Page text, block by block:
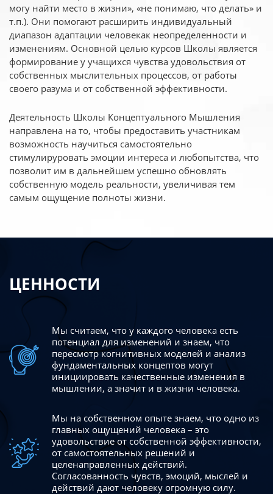
могу найти место в жизни», «не понимаю, что делать» и
т.п.). Они помогают расширить индивидуальный
диапазон адаптации человекак неопределенности и
изменениям. Основной целью курсов Школы является
формирование у учащихся чувства удовольствия от
собственных мыслительных процессов, от работы
своего разума и от собственной эффективности.
Деятельность Школы Концептуального Мышления
направлена на то, чтобы предоставить участникам
возможность научиться самостоятельно
стимулируровать эмоции интереса и любопытства, что
позволит им в дальнейшем успешно обновлять
собственную модель реальности, увеличивая тем
самым ощущение полноты жизни.
ЦЕННОСТИ
Мы считаем, что у каждого человека есть
потенциал для изменений и знаем, что
пересмотр когнитивных моделей и анализ
фундаментальных концептов могут
инициировать качественные изменения в
мышлении, а значит и в жизни человека.
Мы на собственном опыте знаем, что одно из
главных ощущений человека – это
удовольствие от собственной эффективности,
от самостоятельных решений и
целенаправленных действий.
Согласованность чувств, эмоций, мыслей и
действий дают человеку огромную силу.